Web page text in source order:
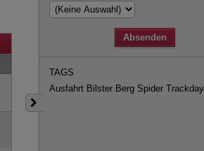
TAGS
Ausfahrt Bilster Berg Spider Trackday